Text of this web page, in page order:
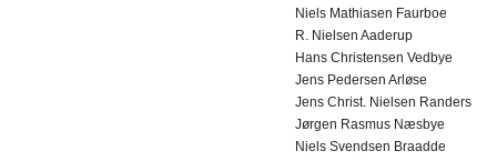
Niels Mathiasen Faurboe
R. Nielsen Aaderup
Hans Christensen Vedbye
Jens Pedersen Arløse
Jens Christ. Nielsen Randers
Jørgen Rasmus Næsbye
Niels Svendsen Braadde